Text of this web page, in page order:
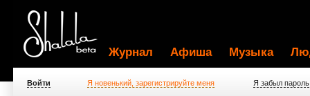
Журнал Афиша Музыка
Войти Я новенький, зарегистрируйте меня Я забыл пароль